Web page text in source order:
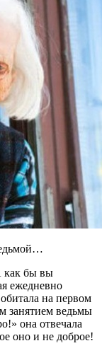
как бы вы
ежедневно
на первом
занятием ведьмы
она отвечала
оно и не доброе!